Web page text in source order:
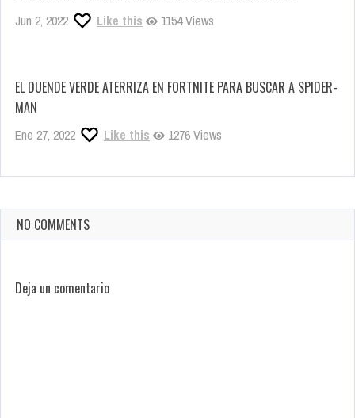
Jun 2, 2022 Like this 1154 Views
EL DUENDE VERDE ATERRIZA EN FORTNITE PARA BUSCAR A SPIDER-
MAN
Ene 27, 2022 Like this 1276 Views
NO COMMENTS
Deja un comentario